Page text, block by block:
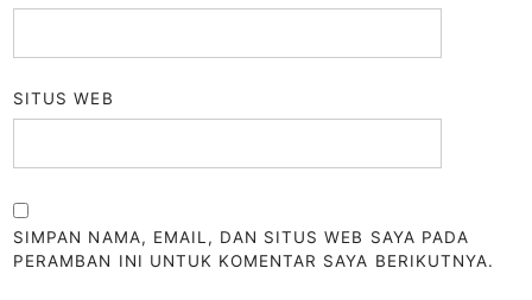
SITUS WEB
SIMPAN NAMA, EMAIL, DAN SITUS WEB SAYA PADA
PERAMBAN INI UNTUK KOMENTAR SAYA BERIKUTNYA.